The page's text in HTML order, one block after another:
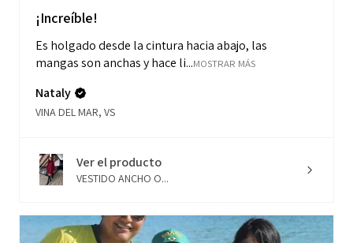
¡Increíble!
Es holgado desde la cintura hacia abajo, las
mangas son anchas y hace li...MOSTRAR MÁS
Nataly
VINA DEL MAR, VS
Ver el producto
VESTIDO ANCHO O...